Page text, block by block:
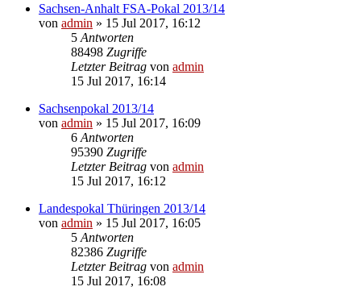
Sachsen-Anhalt FSA-Pokal 2013/14
von admin » 15 Jul 2017, 16:12
5 Antworten
88498 Zugriffe
Letzter Beitrag von admin
15 Jul 2017, 16:14
Sachsenpokal 2013/14
von admin » 15 Jul 2017, 16:09
6 Antworten
95390 Zugriffe
Letzter Beitrag von admin
15 Jul 2017, 16:12
Landespokal Thüringen 2013/14
von admin » 15 Jul 2017, 16:05
5 Antworten
82386 Zugriffe
Letzter Beitrag von admin
15 Jul 2017, 16:08